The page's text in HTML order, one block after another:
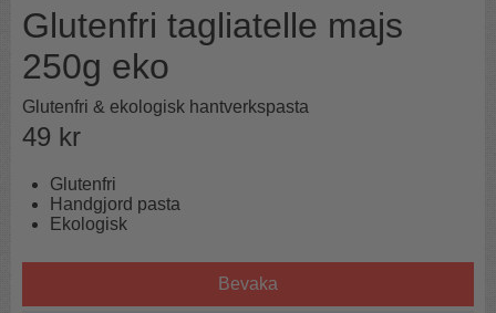
Glutenfri tagliatelle majs
250g eko
Glutenfri & ekologisk hantverkspasta
49 kr
Glutenfri
Handgjord pasta
Ekologisk
Bevaka